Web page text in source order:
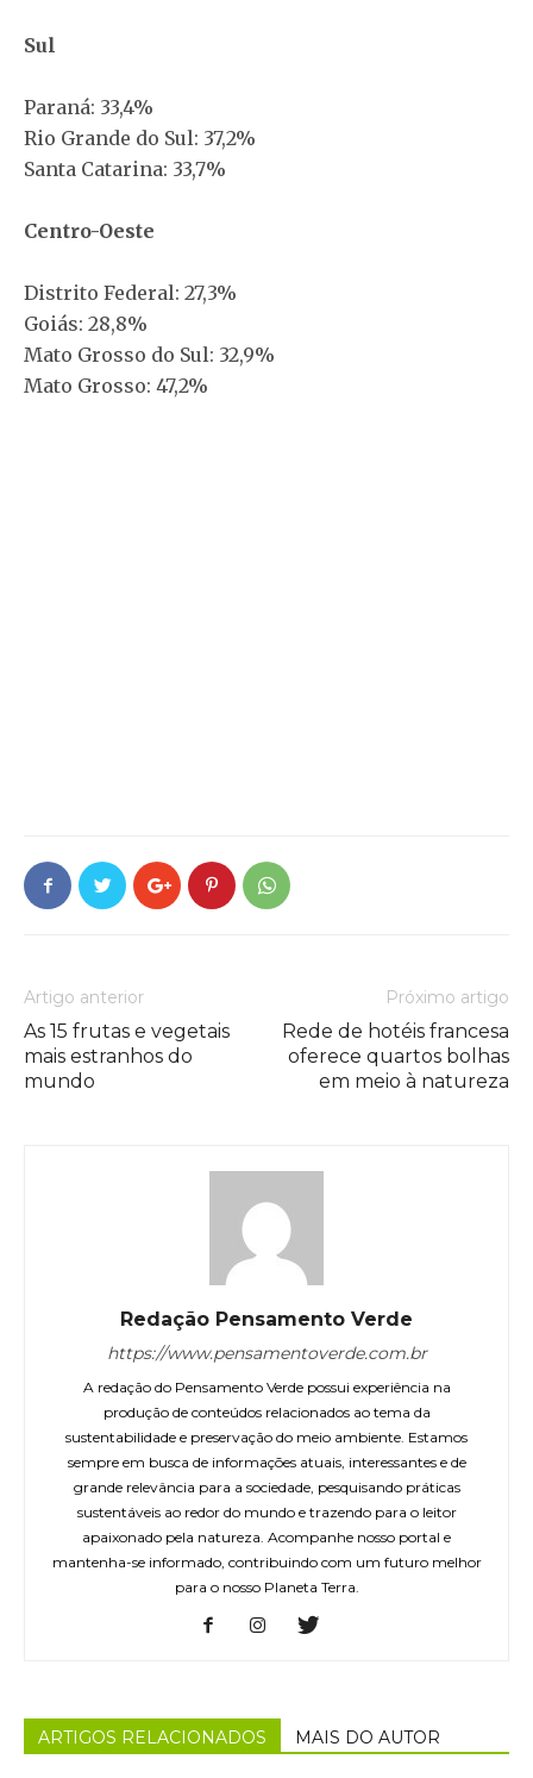
Sul
Paraná: 33,4%
Rio Grande do Sul: 37,2%
Santa Catarina: 33,7%
Centro-Oeste
Distrito Federal: 27,3%
Goiás: 28,8%
Mato Grosso do Sul: 32,9%
Mato Grosso: 47,2%
Artigo anterior
As 15 frutas e vegetais
mais estranhos do
mundo
Próximo artigo
Rede de hotéis francesa
oferece quartos bolhas
em meio à natureza
Redação Pensamento Verde
https://www.pensamentoverde.com.br
A redação do Pensamento Verde possui experiência na
produção de conteúdos relacionados ao tema da
sustentabilidade e preservação do meio ambiente. Estamos
sempre em busca de informações atuais, interessantes e de
grande relevância para a sociedade, pesquisando práticas
sustentáveis ao redor do mundo e trazendo para o leitor
apaixonado pela natureza. Acompanhe nosso portal e
mantenha-se informado, contribuindo com um futuro melhor
para o nosso Planeta Terra.
ARTIGOS RELACIONADOS MAIS DO AUTOR